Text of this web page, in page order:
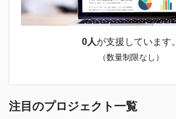
0人が支援しています。
（数量制限なし）
注目のプロジェクト一覧